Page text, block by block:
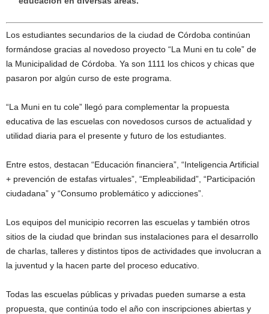
Los estudiantes secundarios de la ciudad de Córdoba continúan
formándose gracias al novedoso proyecto “La Muni en tu cole” de
la Municipalidad de Córdoba. Ya son 1111 los chicos y chicas que
pasaron por algún curso de este programa.
“La Muni en tu cole” llegó para complementar la propuesta
educativa de las escuelas con novedosos cursos de actualidad y
utilidad diaria para el presente y futuro de los estudiantes.
Entre estos, destacan “Educación financiera”, “Inteligencia Artificial
+ prevención de estafas virtuales”, “Empleabilidad”, “Participación
ciudadana” y “Consumo problemático y adicciones”.
Los equipos del municipio recorren las escuelas y también otros
sitios de la ciudad que brindan sus instalaciones para el desarrollo
de charlas, talleres y distintos tipos de actividades que involucran a
la juventud y la hacen parte del proceso educativo.
Todas las escuelas públicas y privadas pueden sumarse a esta
propuesta, que continúa todo el año con inscripciones abiertas y